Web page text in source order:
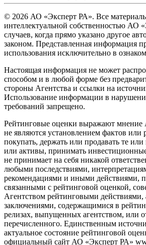
© 2026 АО «Эксперт РА». Все
интеллектуальной собственностью АО
случаев, когда прямо указано другое
законом. Представленная информация
использования исключительно в
Настоящая информация не может
способом и в любой форме без
стороны Агентства и ссылки на
Использование информации в
требований запрещено.
Рейтинговые оценки выражают
не являются установлением фактов или
покупать, держать или продавать те
или активы, принимать
не принимает на себя никакой
любыми последствиями,
рекомендациями и иными действиями,
связанными с рейтинговой оценкой,
Агентством рейтинговыми
заключениями, содержащимися в
релизах, выпущенных агентством, или
перечисленного. Единственным
актуальное состояние рейтинговой
официальный сайт АО «Эксперт РА»